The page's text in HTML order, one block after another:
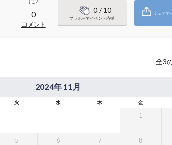
0
コメント
0/ 10
ブラボーでイベント応援
シェアで
全3
2024年 11月
火 水 木 金
1
5 6 7 8